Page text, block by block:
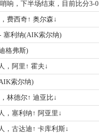
响，下半场结束，目前比分3-0
费西奇↑ 奥尔森↓
塞利纳(AIK索尔纳)
格弗斯)
，阿里↑ 霍夫↓
索尔纳)
林德尔↑ 迪亚比↓
，塞利纳↑ 阿亚里↓
，古达迪↑ 卡库利斯↓